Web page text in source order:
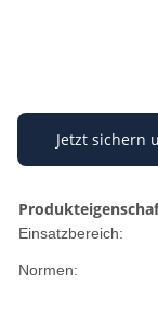
Jetzt sichern
Einsatzbereich:
Normen: